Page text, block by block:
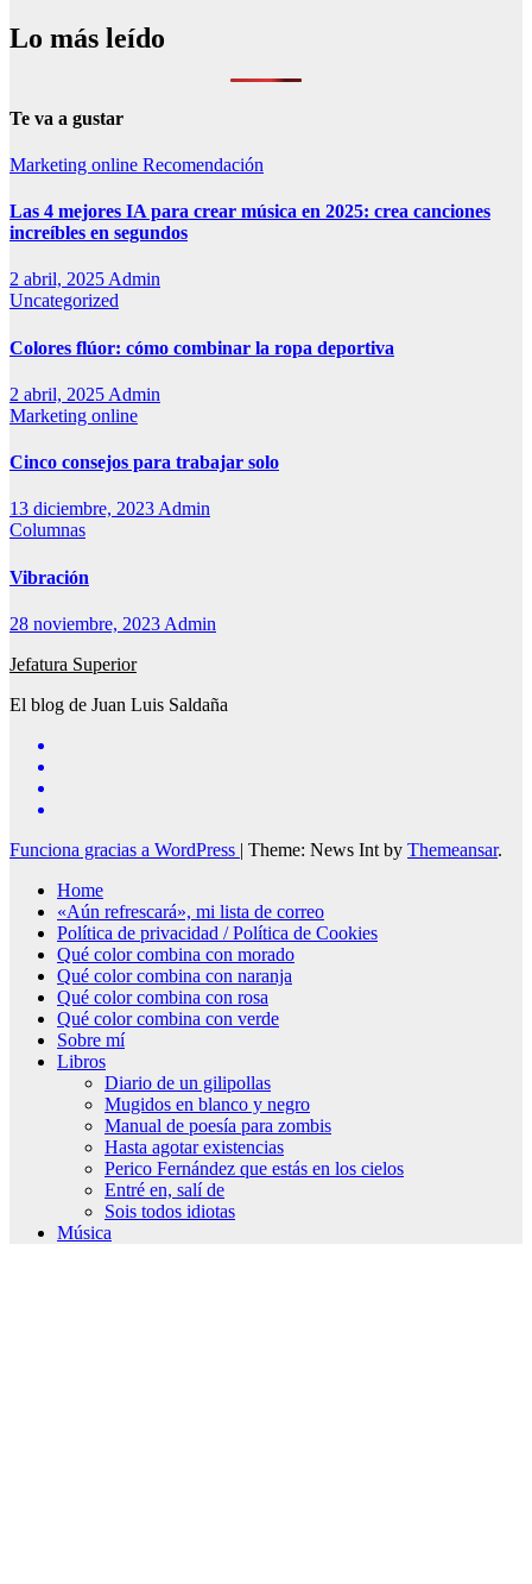
Lo más leído
Te va a gustar
Marketing online Recomendación
Las 4 mejores IA para crear música en 2025: crea canciones
increíbles en segundos
2 abril, 2025 Admin
Uncategorized
Colores flúor: cómo combinar la ropa deportiva
2 abril, 2025 Admin
Marketing online
Cinco consejos para trabajar solo
13 diciembre, 2023Admin
Columnas
Vibración
28 noviembre, 2023 Admin
Jefatura Superior
El blog de Juan Luis Saldaña
Funciona gracias a WordPress | Theme: News Int by Themeansar.
Home
«Aún refrescará», mi lista de correo
Política de privacidad / Política de Cookies
Qué color combina con morado
Qué color combina con naranja
Qué color combina con rosa
Qué color combina con verde
Sobre mí
Libros
Diario de un gilipollas
Mugidos en blanco y negro
Manual de poesía para zombis
Hasta agotar existencias
Perico Fernández que estás en los cielos
Entré en, salí de
Sois todos idiotas
Música